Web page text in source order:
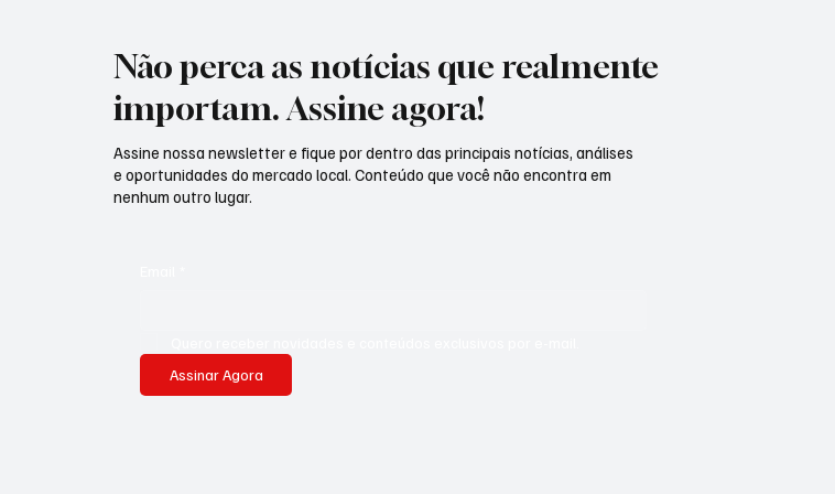
Não perca as notícias que realmente
importam. Assine agora!
Assinar Agora
Assine nossa newsletter e fique por dentro das principais notícias, análises
e oportunidades do mercado local. Conteúdo que você não encontra em
nenhum outro lugar.